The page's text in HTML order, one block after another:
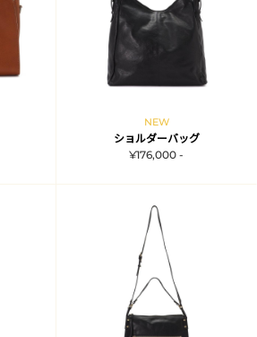
NEW
ショルダーバッグ
¥176,000 -